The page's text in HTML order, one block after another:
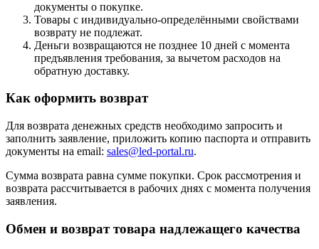
документы о покупке.
Товары с индивидуально-определёнными свойствами
возврату не подлежат.
Деньги возвращаются не позднее 10 дней с момента
предъявления требования, за вычетом расходов на
обратную доставку.
Как оформить возврат
Для возврата денежных средств необходимо запросить и
заполнить заявление, приложить копию паспорта и отправить
документы на email: sales@led-portal.ru.
Сумма возврата равна сумме покупки. Срок рассмотрения и
возврата рассчитывается в рабочих днях с момента получения
заявления.
Обмен и возврат товара надлежащего качества